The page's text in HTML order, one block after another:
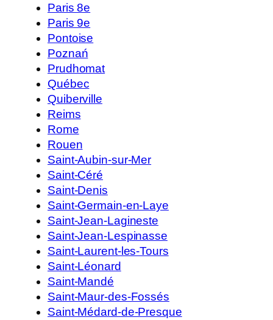
Paris 8e
Paris 9e
Pontoise
Poznań
Prudhomat
Québec
Quiberville
Reims
Rome
Rouen
Saint-Aubin-sur-Mer
Saint-Céré
Saint-Denis
Saint-Germain-en-Laye
Saint-Jean-Lagineste
Saint-Jean-Lespinasse
Saint-Laurent-les-Tours
Saint-Léonard
Saint-Mandé
Saint-Maur-des-Fossés
Saint-Médard-de-Presque